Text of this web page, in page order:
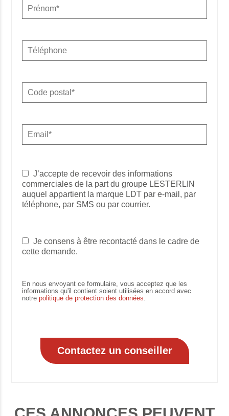
J’accepte de recevoir des informations
commerciales de la part du groupe LESTERLIN
auquel appartient la marque LDT par e-mail, par
téléphone, par SMS ou par courrier.
Je consens à être recontacté dans le cadre de
cette demande.
En nous envoyant ce formulaire, vous acceptez que les
informations qu'il contient soient utilisées en accord avec
notrepolitique de protection des données.